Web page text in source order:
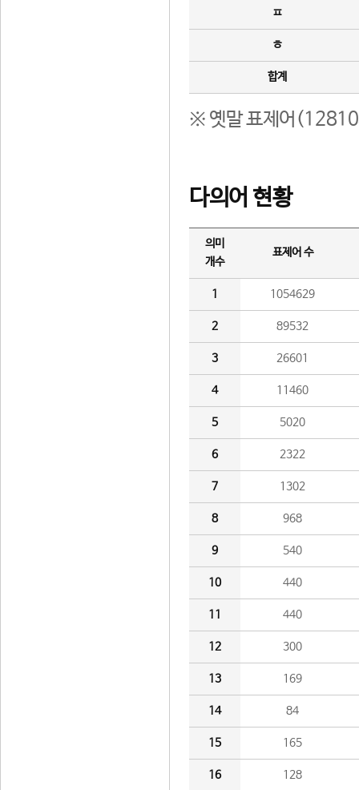
ㅍ
ㅎ
합계
※ 옛말 표제어(12810
다의어 현황
의미
개수
표제어 수
1 1054629
2 89532
3 26601
4 11460
5 5020
6 2322
7 1302
8 968
9 540
10 440
11 440
12 300
13 169
14 84
15 165
16 128